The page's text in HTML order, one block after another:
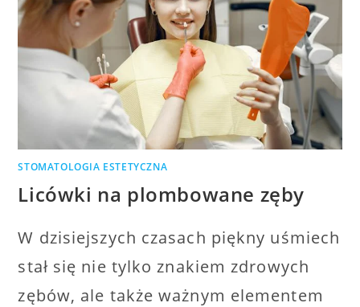
STOMATOLOGIA ESTETYCZNA
Licówki na plombowane zęby
W dzisiejszych czasach piękny uśmiech
stał się nie tylko znakiem zdrowych
zębów, ale także ważnym elementem